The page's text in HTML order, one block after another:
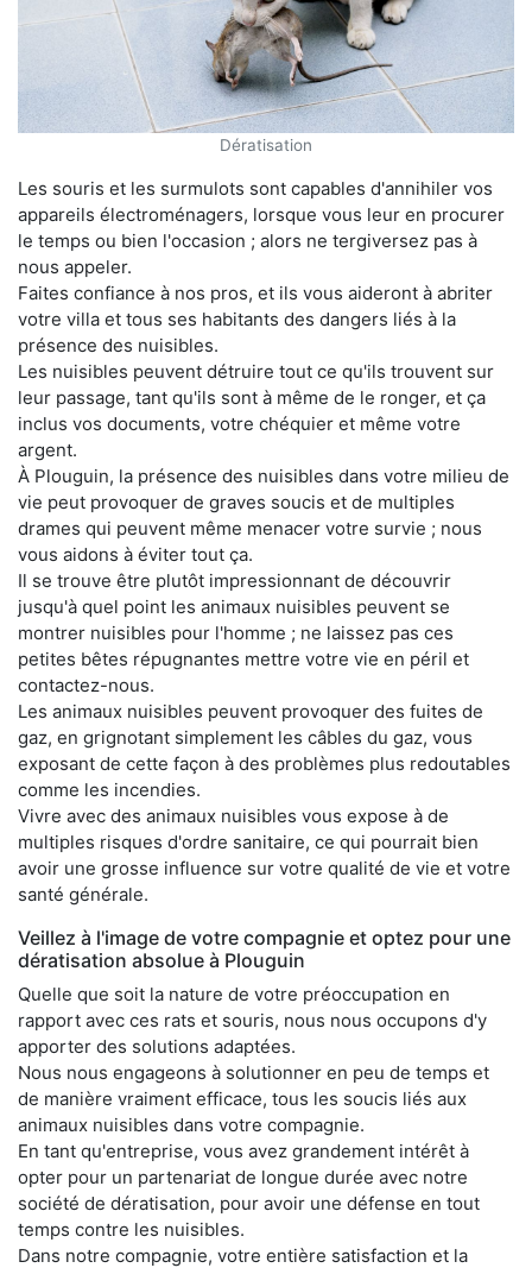
Dératisation
Les souris et les surmulots sont capables d'annihiler vos
appareils électroménagers, lorsque vous leur en procurer
le temps ou bien l'occasion ; alors ne tergiversez pas à
nous appeler.
Faites confiance à nos pros, et ils vous aideront à abriter
votre villa et tous ses habitants des dangers liés à la
présence des nuisibles.
Les nuisibles peuvent détruire tout ce qu'ils trouvent sur
leur passage, tant qu'ils sont à même de le ronger, et ça
inclus vos documents, votre chéquier et même votre
argent.
À Plouguin, la présence des nuisibles dans votre milieu de
vie peut provoquer de graves soucis et de multiples
drames qui peuvent même menacer votre survie ; nous
vous aidons à éviter tout ça.
Il se trouve être plutôt impressionnant de découvrir
jusqu'à quel point les animaux nuisibles peuvent se
montrer nuisibles pour l'homme ; ne laissez pas ces
petites bêtes répugnantes mettre votre vie en péril et
contactez-nous.
Les animaux nuisibles peuvent provoquer des fuites de
gaz, en grignotant simplement les câbles du gaz, vous
exposant de cette façon à des problèmes plus redoutables
comme les incendies.
Vivre avec des animaux nuisibles vous expose à de
multiples risques d'ordre sanitaire, ce qui pourrait bien
avoir une grosse influence sur votre qualité de vie et votre
santé générale.
Veillez à l'image de votre compagnie et optez pour une
dératisation absolue à Plouguin
Quelle que soit la nature de votre préoccupation en
rapport avec ces rats et souris, nous nous occupons d'y
apporter des solutions adaptées.
Nous nous engageons à solutionner en peu de temps et
de manière vraiment efficace, tous les soucis liés aux
animaux nuisibles dans votre compagnie.
En tant qu'entreprise, vous avez grandement intérêt à
opter pour un partenariat de longue durée avec notre
société de dératisation, pour avoir une défense en tout
temps contre les nuisibles.
Dans notre compagnie, votre entière satisfaction et la